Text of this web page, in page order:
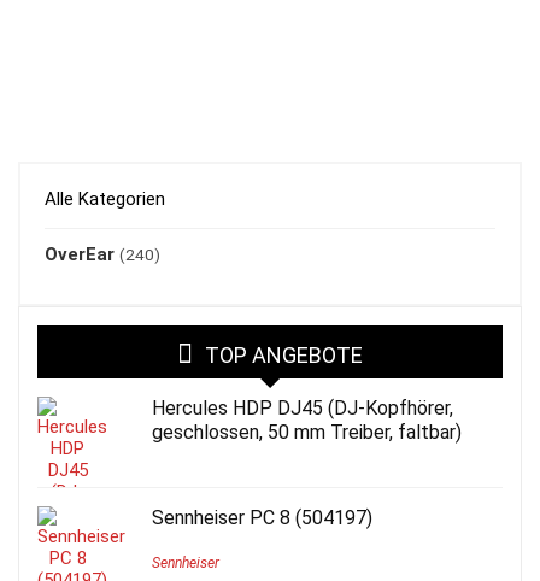
Alle Kategorien
OverEar (240)
TOP ANGEBOTE
Hercules HDP DJ45 (DJ-Kopfhörer,
geschlossen, 50 mm Treiber, faltbar)
Sennheiser PC 8 (504197)
Sennheiser